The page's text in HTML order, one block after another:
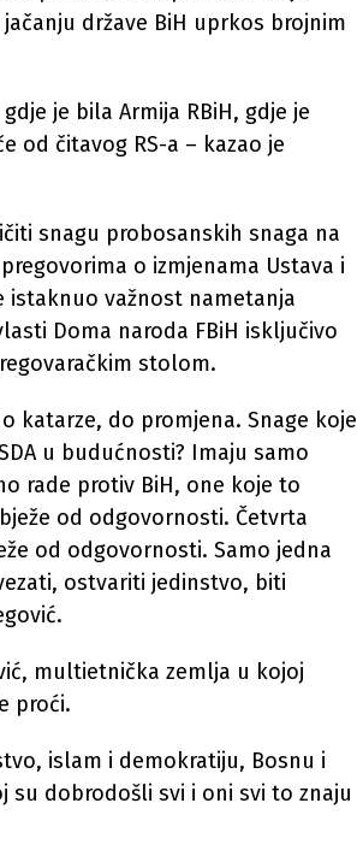
države BiH uprkos brojnim
je bila Armija RBiH, gdje je
od čitavog RS-a – kazao je
snagu probosanskih snaga na
o izmjenama Ustava i
istaknuo važnost nametanja
Doma naroda FBiH isključivo
stolom.
katarze, do promjena. Snage koje
u budućnosti? Imaju samo
rade protiv BiH, one koje to
od odgovornosti. Četvrta
od odgovornosti. Samo jedna
ostvariti jedinstvo, biti
multietnička zemlja u kojoj
proći.
islam i demokratiju, Bosnu i
su dobrodošli svi i oni svi to znaju